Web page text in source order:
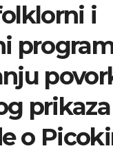
i
prikaza
o